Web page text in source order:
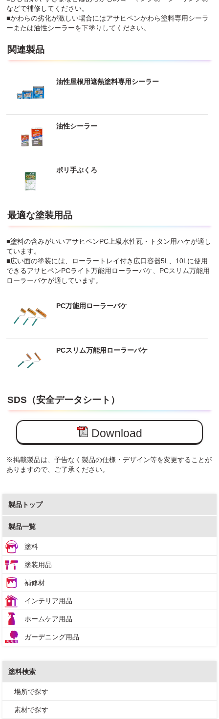
などで補修してください。
■かわらの劣化が激しい場合にはアサヒペンかわら塗料専用シーラ
ーまたは油性シーラーを下塗りしてください。
関連製品
油性屋根用遮熱塗料専用シーラー
油性シーラー
ポリ手ぶくろ
最適な塗装用品
■塗料の含みがいいアサヒペンPC上級水性瓦・トタン用ハケが適し
ています。
■広い面の塗装には、ローラートレイ付き広口容器5L、10Lに使用
できるアサヒペンPCライト万能用ローラーバケ、PCスリム万能用
ローラーバケが適しています。
PC万能用ローラーバケ
PCスリム万能用ローラーバケ
SDS（安全データシート）
Download
※掲載製品は、予告なく製品の仕様・デザイン等を変更することが
ありますので、ご了承ください。
製品トップ
製品一覧
塗料
塗装用品
補修材
インテリア用品
ホームケア用品
ガーデニング用品
塗料検索
場所で探す
素材で探す